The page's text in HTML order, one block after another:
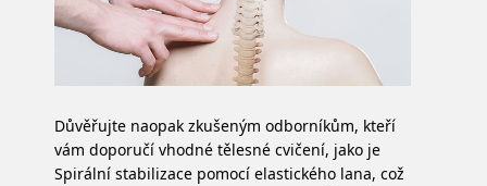
Důvěřujte naopak zkušeným odborníkům, kteří
vám doporučí vhodné tělesné cvičení, jako je
Spirální stabilizace pomocí elastického lana, což